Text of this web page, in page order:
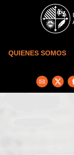
Skip to main content
QUIENES SOMOS